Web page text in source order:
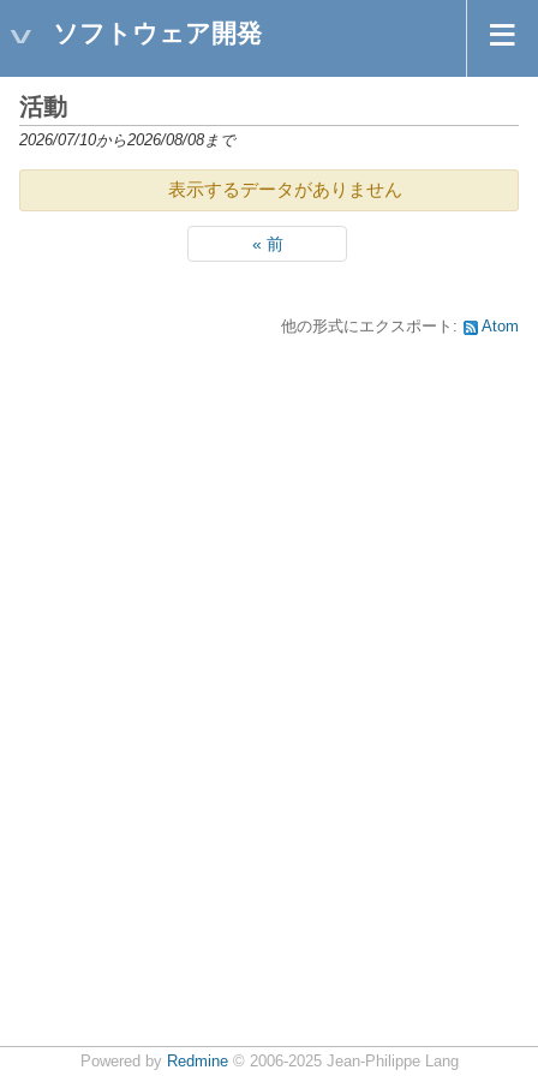
ソフトウェア開発
活動
2026/07/10から2026/08/08まで
表示するデータがありません
« 前
他の形式にエクスポート: Atom
Powered by Redmine© 2006-2025 Jean-Philippe Lang